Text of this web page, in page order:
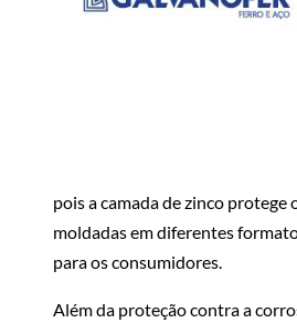
pois a camada de zinco protege
moldadas em diferentes
para os consumidores.
Além da proteção contra a